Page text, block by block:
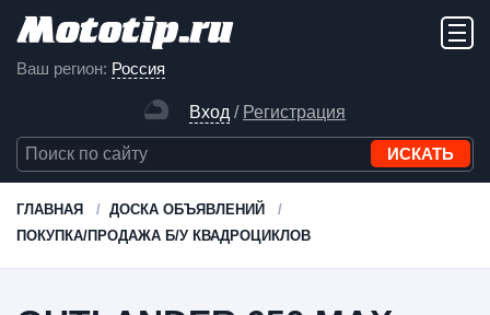
Ваш регион: Россия
Вход / Регистрация
ГЛАВНАЯ
ДОСКА ОБЪЯВЛЕНИЙ
ПОКУПКА/ПРОДАЖА Б/У КВАДРОЦИКЛОВ